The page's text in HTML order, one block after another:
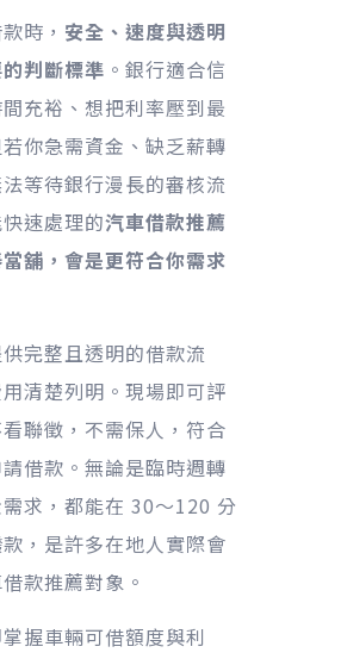
時， 安全、速度與透明
判斷標準 。銀行適合信
充裕、想把利率壓到最
你急需資金、缺乏薪轉
等待銀行漫長的審核流
速處理的汽車借款推薦
舖，會是更符合你需求
完整且透明的借款流
清楚列明。現場即可評
聯徵，不需保人，符合
借款。無論是臨時週轉
求，都能在 30～120 分
，是許多在地人實際會
款推薦對象。
握車輛可借額度與利